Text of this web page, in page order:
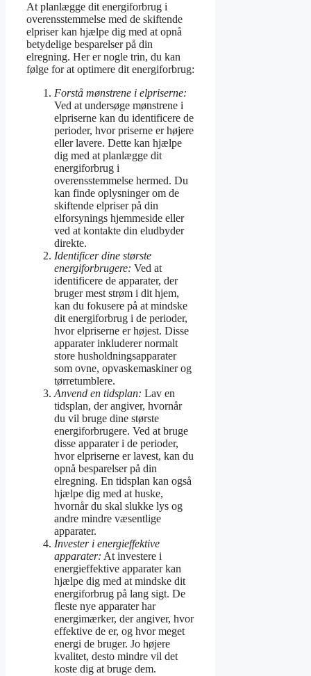
At planlægge dit energiforbrug i
overensstemmelse med de skiftende
elpriser kan hjælpe dig med at opnå
betydelige besparelser på din
elregning. Her er nogle trin, du kan
følge for at optimere dit energiforbrug:
Forstå mønstrene i elpriserne:
Ved at undersøge mønstrene i
elpriserne kan du identificere de
perioder, hvor priserne er højere
eller lavere. Dette kan hjælpe
dig med at planlægge dit
energiforbrug i
overensstemmelse hermed. Du
kan finde oplysninger om de
skiftende elpriser på din
elforsynings hjemmeside eller
ved at kontakte din eludbyder
direkte.
Identificer dine største
energiforbrugere: Ved at
identificere de apparater, der
bruger mest strøm i dit hjem,
kan du fokusere på at mindske
dit energiforbrug i de perioder,
hvor elpriserne er højest. Disse
apparater inkluderer normalt
store husholdningsapparater
som ovne, opvaskemaskiner og
tørretumblere.
Anvend en tidsplan: Lav en
tidsplan, der angiver, hvornår
du vil bruge dine største
energiforbrugere. Ved at bruge
disse apparater i de perioder,
hvor elpriserne er lavest, kan du
opnå besparelser på din
elregning. En tidsplan kan også
hjælpe dig med at huske,
hvornår du skal slukke lys og
andre mindre væsentlige
apparater.
Invester i energieffektive
apparater: At investere i
energieffektive apparater kan
hjælpe dig med at mindske dit
energiforbrug på lang sigt. De
fleste nye apparater har
energimærker, der angiver, hvor
effektive de er, og hvor meget
energi de bruger. Jo højere
kvalitet, desto mindre vil det
koste dig at bruge dem.